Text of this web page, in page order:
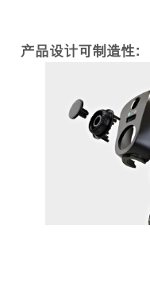
产品设计可制造性